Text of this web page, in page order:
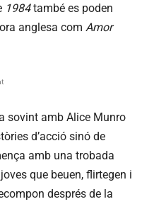
1984també es poden
anglesa com Amor
sovint amb Alice Munro
d’acció sinó de
amb una trobada
que beuen, flirtegen i
després de la